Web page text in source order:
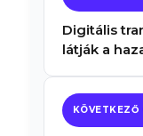
Digitális
látják a